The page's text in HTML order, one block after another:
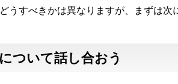
うすべきかは異なりますが、まずは
ついて話し合おう